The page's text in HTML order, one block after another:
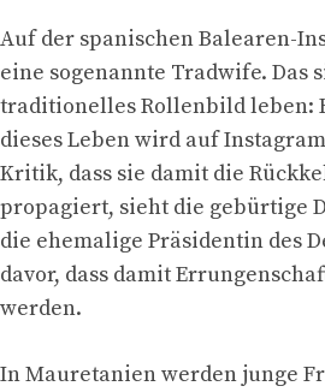
Auf der spanischen Balearen-
eine sogenannte Tradwife. Das
traditionelles Rollenbild leben:
dieses Leben wird auf
Kritik, dass sie damit die
propagiert, sieht die gebürtige
die ehemalige Präsidentin des
davor, dass damit
werden.
In Mauretanien werden junge